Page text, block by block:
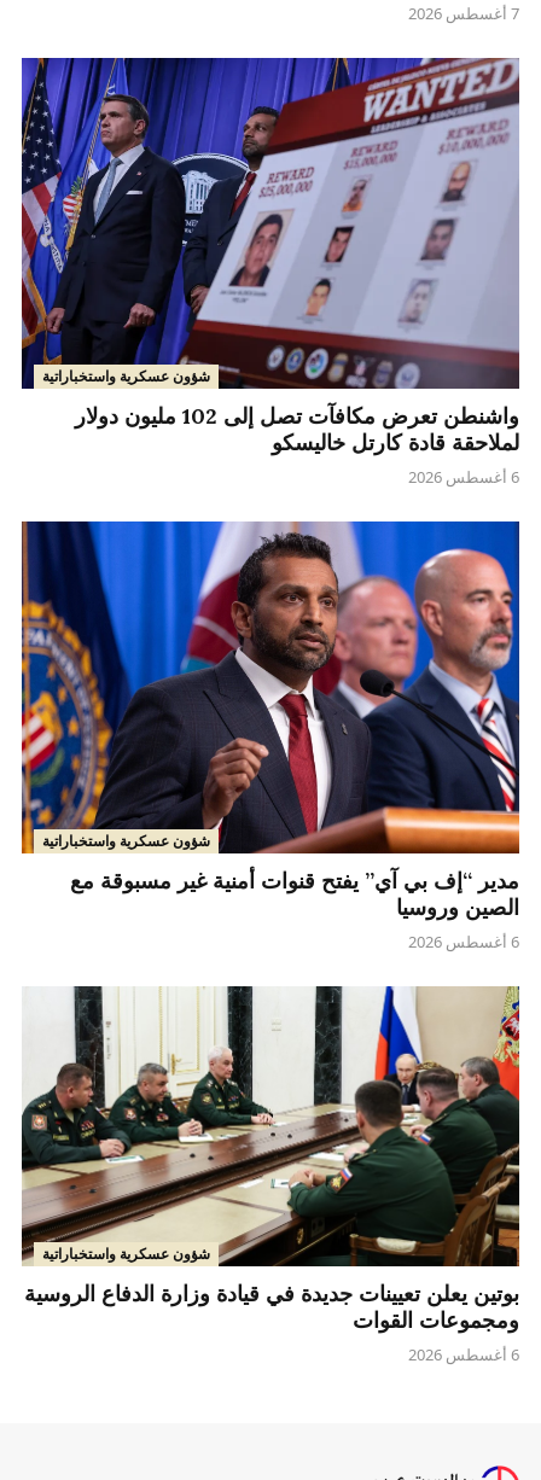
7 أغسطس 2026
شؤون عسكرية واستخباراتية
واشنطن تعرض مكافآت تصل إلى 102 مليون دولار
لملاحقة قادة كارتل خاليسكو
6 أغسطس 2026
شؤون عسكرية واستخباراتية
مدير “إف بي آي” يفتح قنوات أمنية غير مسبوقة مع
الصين وروسيا
6 أغسطس 2026
شؤون عسكرية واستخباراتية
بوتين يعلن تعيينات جديدة في قيادة وزارة الدفاع الروسية
ومجموعات القوات
6 أغسطس 2026